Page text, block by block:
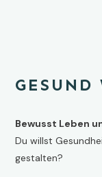
GESUND
Bewusst Leben
Du willst
gestalten?